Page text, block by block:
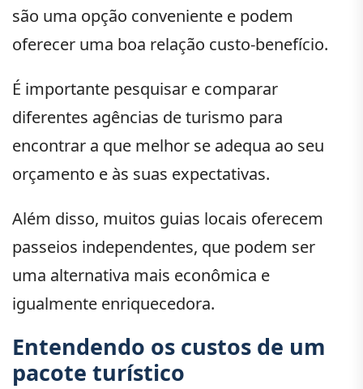
são uma opção conveniente e podem
oferecer uma boa relação custo-benefício.
É importante pesquisar e comparar
diferentes agências de turismo para
encontrar a que melhor se adequa ao seu
orçamento e às suas expectativas.
Além disso, muitos guias locais oferecem
passeios independentes, que podem ser
uma alternativa mais econômica e
igualmente enriquecedora.
Entendendo os custos de um
pacote turístico